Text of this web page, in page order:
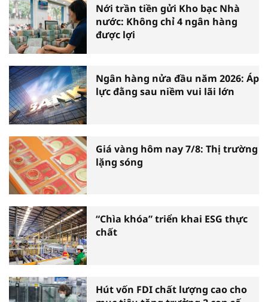
Nới trần tiền gửi Kho bạc Nhà
nước: Không chỉ 4 ngân hàng
được lợi
Ngân hàng nửa đầu năm 2026: Áp
lực đằng sau niềm vui lãi lớn
Giá vàng hôm nay 7/8: Thị trường
lặng sóng
“Chìa khóa” triển khai ESG thực
chất
Hút vốn FDI chất lượng cao cho